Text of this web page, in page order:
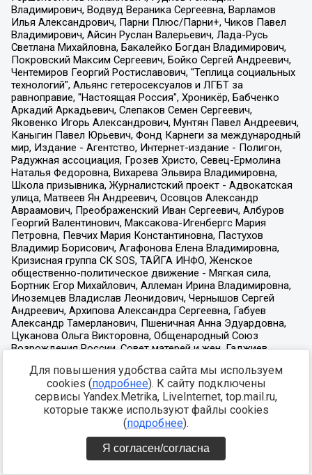
Для повышения удобства сайта мы используем
cookies (подробнее). К сайту подключены
сервисы Yandex.Metrika, LiveInternet, top.mail.ru,
которые также используют файлы cookies
(подробнее).
Я согласен/согласна